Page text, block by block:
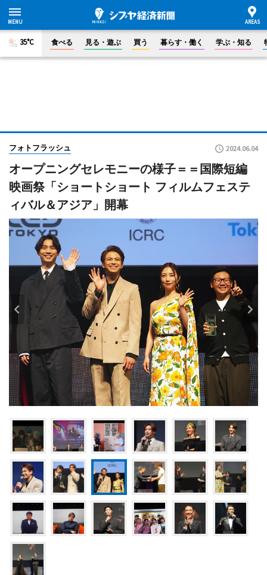
35°C 食べる 見る・遊ぶ 買う 暮らす・働く 学ぶ・知る
フォトフラッシュ 2024.06.04
オープニングセレモニーの様子＝＝国際短編
映画祭「ショートショート フィルムフェステ
ィバル＆アジア」開幕